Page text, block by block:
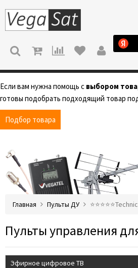
МЕНЮ
Если вам нужна помощь с выбором
готовы подобрать подходящий товар
Подбор товара
Главная Пульты ДУ
Пульты управления
Эфирное цифровое ТВ